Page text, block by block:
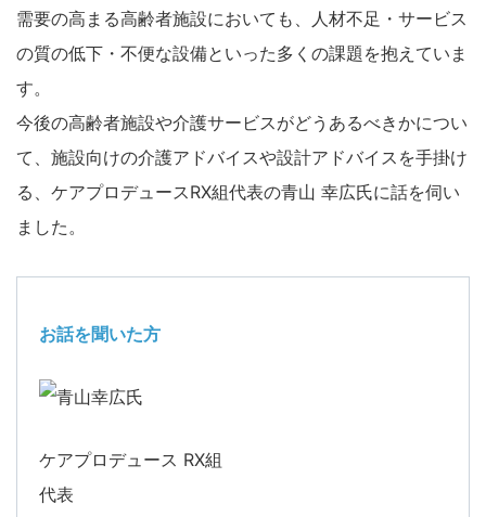
需要の高まる高齢者施設においても、人材不足・サービス
の質の低下・不便な設備といった多くの課題を抱えていま
す。
今後の高齢者施設や介護サービスがどうあるべきかについ
て、施設向けの介護アドバイスや設計アドバイスを手掛け
る、ケアプロデュースRX組代表の青山 幸広氏に話を伺い
ました。
お話を聞いた方
ケアプロデュース RX組
代表